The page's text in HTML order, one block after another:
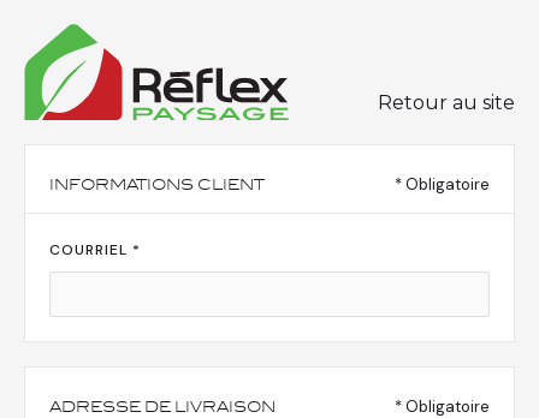
Retour au site
INFORMATIONS CLIENT * Obligatoire
COURRIEL *
ADRESSE DE LIVRAISON * Obligatoire